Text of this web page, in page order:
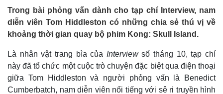
Đảng
Tổ chức nhân sự
Quốc hội
Nhận diện sự thật
Tin 24h
Dự báo thời tiết
Giáo dục
Dấu ấn VOV
Việc làm
Biển đảo
Trong bài phỏng vấn dành cho tạp chí Interview, nam
diễn viên Tom Hiddleston có những chia sẻ thú vị về
khoảng thời gian quay bộ phim Kong: Skull Island.
Là nhân vật trang bìa của Interviewsố tháng 10, tạp chí
này đã tổ chức một cuộc trò chuyện đặc biệt qua điện thoại
giữa Tom Hiddleston và người phỏng vấn là Benedict
Cumberbatch, nam diễn viên nổi tiếng với sê ri truyền hình